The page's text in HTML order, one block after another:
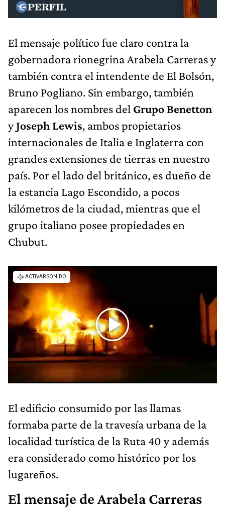
El mensaje político fue claro contra la
gobernadora rionegrina Arabela Carreras y
también contra el intendente de El Bolsón,
Bruno Pogliano. Sin embargo, también
aparecen los nombres del Grupo Benetton
yJoseph Lewis, ambos propietarios
internacionales de Italia e Inglaterra con
grandes extensiones de tierras en nuestro
país. Por el lado del británico, es dueño de
la estancia Lago Escondido, a pocos
kilómetros de la ciudad, mientras que el
grupo italiano posee propiedades en
Chubut.
El edificio consumido por las llamas
formaba parte de la travesía urbana de la
localidad turística de la Ruta 40 y además
era considerado como histórico por los
lugareños.
El mensaje de Arabela Carreras